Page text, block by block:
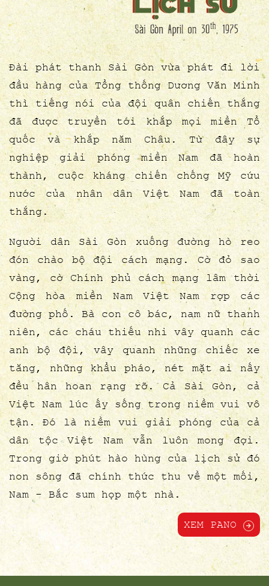
Đài phát thanh Sài Gòn vừa phát đi lời
đầu hàng của Tổng thống Dương Văn Minh
thì tiếng nói của đội quân chiến thắng
đã được truyền tới khắp mọi miền Tổ
quốc và khắp năm Châu. Từ đây sự
nghiệp giải phóng miền Nam đã hoàn
thành, cuộc kháng chiến chống Mỹ cứu
nước của nhân dân Việt Nam đã toàn
thắng.
Người dân Sài Gòn xuống đường hò reo
đón chào bộ đội cách mạng. Cờ đỏ sao
vàng, cờ Chính phủ cách mạng lâm thời
Cộng hòa miền Nam Việt Nam rợp các
đường phố. Bà con cô bác, nam nữ thanh
niên, các cháu thiếu nhi vây quanh các
anh bộ đội, vây quanh những chiếc xe
tăng, những khẩu pháo, nét mặt ai nấy
đều hân hoan rạng rỡ. Cả Sài Gòn, cả
Việt Nam lúc ấy sống trong niềm vui vô
tận. Ðó là niềm vui giải phóng của cả
dân tộc Việt Nam vẫn luôn mong đợi.
Trong giờ phút hào hùng của lịch sử đó
non sông đã chính thức thu về một mối,
Nam - Bắc sum họp một nhà.
XEM PANO